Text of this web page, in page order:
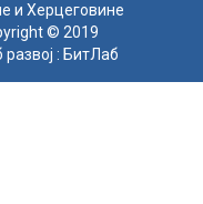
и Херцеговине
© 2019
развој : БитЛаб